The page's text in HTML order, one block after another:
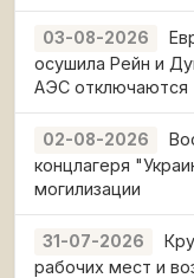
03-08-2026
осушила Рейн и
АЭС отключаются
02-08-2026
концлагеря
могилизации
31-07-2026
рабочих мест и